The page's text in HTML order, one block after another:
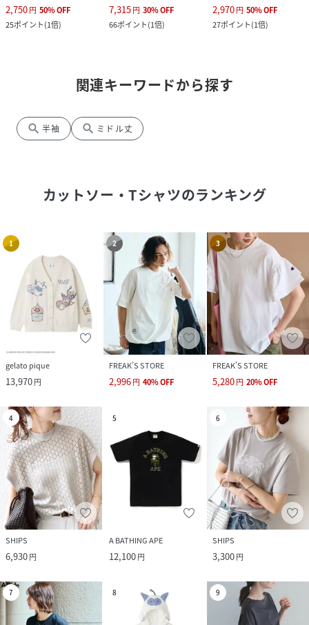
2,750円 50%OFF
25ポイント(1倍)
7,315円 30%OFF
66ポイント(1倍)
2,970円 50%OFF
27ポイント(1倍)
関連キーワードから探す
search 半袖 search ミドル丈
カットソー・Tシャツのランキング
1
gelato pique
13,970円
2
FREAK’S STORE
2,996円 40%OFF
3
FREAK’S STORE
5,280円 20%OFF
4
SHIPS
6,930円
5
A BATHING APE
12,100円
6
SHIPS
3,300円
7 8 9